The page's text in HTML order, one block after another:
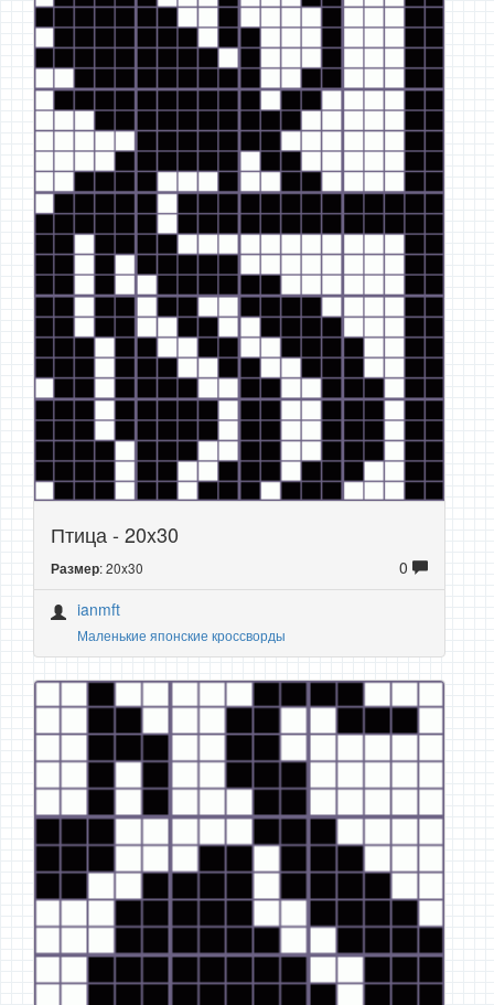
Птица - 20x30
Размер: 20x30
0
ianmft
Маленькие японские кроссворды